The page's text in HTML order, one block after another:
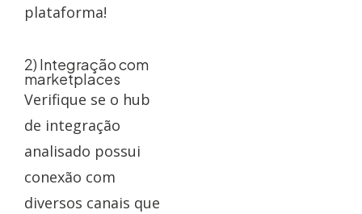
plataforma!
2) Integração com
marketplaces
Verifique se o hub
de integração
analisado possui
conexão com
diversos canais que